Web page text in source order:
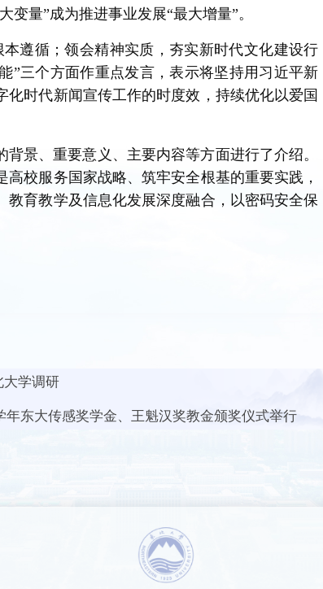
量”成为推进事业发展“最大增量”。
遵循；领会精神实质，夯实新时代文化建设行
”三个方面作重点发言，表示将坚持用习近平新
时代新闻宣传工作的时度效，持续优化以爱国
景、重要意义、主要内容等方面进行了介绍。
校服务国家战略、筑牢安全根基的重要实践，
育教学及信息化发展深度融合，以密码安全保
大学调研
东大传感奖学金、王魁汉奖教金颁奖仪式举行